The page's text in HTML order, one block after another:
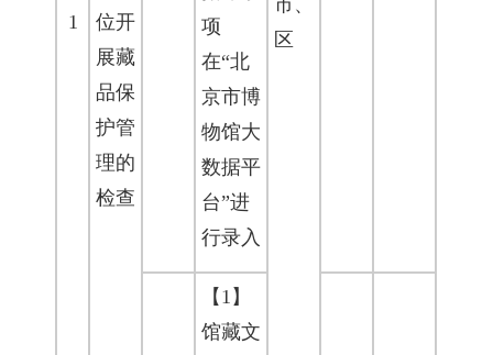
1
位开
展藏
品保
护管
理的
检查
市、
区
项
在“北
京市博
物馆大
数据平
台”进
行录入
【1】
馆藏文